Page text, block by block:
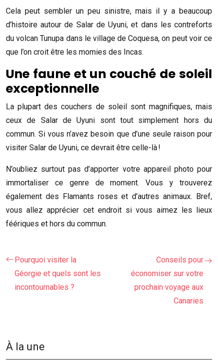
Cela peut sembler un peu sinistre, mais il y a beaucoup
d’histoire autour de Salar de Uyuni, et dans les contreforts
du volcan Tunupa dans le village de Coquesa, on peut voir ce
que l’on croit être les momies des Incas.
Une faune et un couché de soleil
exceptionnelle
La plupart des couchers de soleil sont magnifiques, mais
ceux de Salar de Uyuni sont tout simplement hors du
commun. Si vous n’avez besoin que d’une seule raison pour
visiter Salar de Uyuni, ce devrait être celle-là !
N’oubliez surtout pas d’apporter votre appareil photo pour
immortaliser ce genre de moment. Vous y trouverez
également des Flamants roses et d’autres animaux. Bref,
vous allez apprécier cet endroit si vous aimez les lieux
féériques et hors du commun.
Pourquoi visiter la
Géorgie et quels sont les
incontournables ?
Conseils pour
économiser sur votre
prochain voyage aux
Canaries
À la une